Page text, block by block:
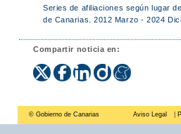
Series de afiliaciones según lugar
de Canarias. 2012 Marzo - 2024
Compartir noticia en:
© Gobierno de Canarias Aviso Legal